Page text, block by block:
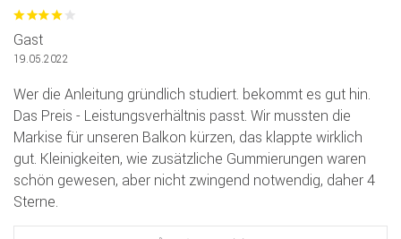
Gast
19.05.2022
Wer die Anleitung gründlich studiert. bekommt es gut hin.
Das Preis - Leistungsverhältnis passt. Wir mussten die
Markise für unseren Balkon kürzen, das klappte wirklich
gut. Kleinigkeiten, wie zusätzliche Gummierungen waren
schön gewesen, aber nicht zwingend notwendig, daher 4
Sterne.